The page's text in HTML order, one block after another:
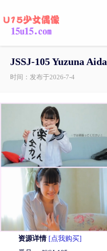
JSSJ-105 Yuzuna Aida
时间：发布于2026-7-4
资源详情 [点我购买]